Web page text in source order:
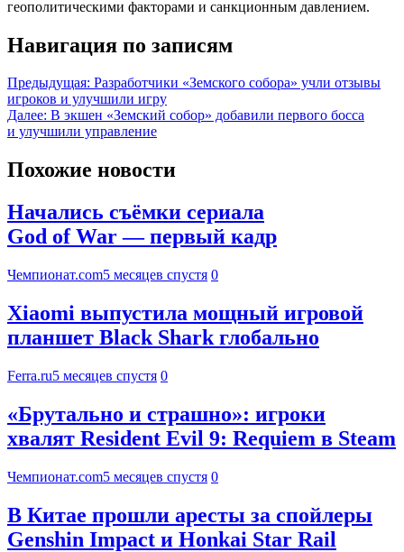
геополитическими факторами и санкционным давлением.
Навигация по записям
Предыдущая: Разработчики «Земского собора» учли отзывы
игроков и улучшили игру
Далее: В экшен «Земский собор» добавили первого босса
и улучшили управление
Похожие новости
Начались съёмки сериала
God of War — первый кадр
Чемпионат.com5 месяцев спустя 0
Xiaomi выпустила мощный игровой
планшет Black Shark глобально
Ferra.ru5 месяцев спустя 0
«Брутально и страшно»: игроки
хвалят Resident Evil 9: Requiem в Steam
Чемпионат.com5 месяцев спустя 0
В Китае прошли аресты за спойлеры
Genshin Impact и Honkai Star Rail